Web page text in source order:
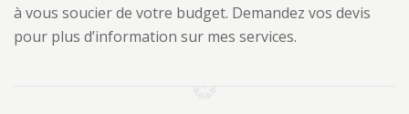
à vous soucier de votre budget. Demandez vos devis
pour plus d’information sur mes services.